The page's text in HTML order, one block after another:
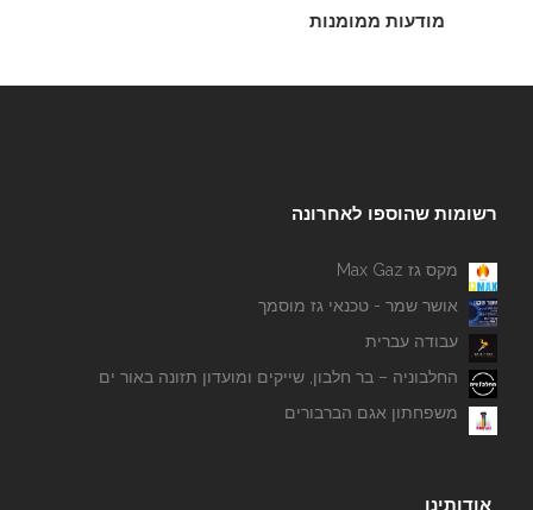
מודעות ממומנות
רשומות שהוספו לאחרונה
מקס גז Max Gaz
אושר שמר - טכנאי גז מוסמך
עבודה עברית
החלבוניה – בר חלבון, שייקים ומועדון תזונה באור ים
משפחתון אגם הברבורים
אודותינו